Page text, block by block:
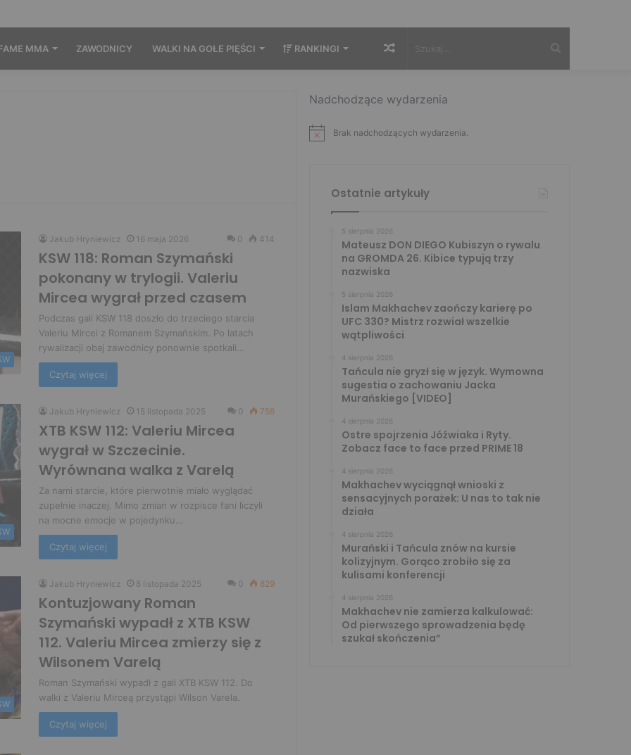
MMA ZAWODNICY WALKI NA GOŁE PIĘŚCI RANKINGI
Jakub Hryniewicz 16 maja 2026 0 414
KSW 118: Roman Szymański
pokonany w trylogii. Valeriu
Mircea wygrał przed czasem
Podczas gali KSW 118 doszło do trzeciego starcia
Valeriu Mircei z Romanem Szymańskim. Po latach
rywalizacji obaj zawodnicy ponownie spotkali…
Czytaj więcej
Jakub Hryniewicz 15 listopada 2025 0 758
XTB KSW 112: Valeriu Mircea
wygrał w Szczecinie.
Wyrównana walka z Varelą
Za nami starcie, które pierwotnie miało wyglądać
zupełnie inaczej. Mimo zmian w rozpisce fani liczyli
na mocne emocje w pojedynku…
Czytaj więcej
Jakub Hryniewicz 8 listopada 2025 0 829
Kontuzjowany Roman
Szymański wypadł z XTB KSW
112. Valeriu Mircea zmierzy się z
Wilsonem Varelą
Roman Szymański wypadł z gali XTB KSW 112. Do
walki z Valeriu Mirceą przystąpi Wilson Varela.
Czytaj więcej
Nadchodzące wydarzenia
Brak nadchodzących wydarzenia.
Ostatnie artykuły
5 sierpnia 2026
Mateusz DON DIEGO Kubiszyn o rywalu
na GROMDA 26. Kibice typują trzy
nazwiska
5 sierpnia 2026
Islam Makhachev zaończy karierę po
UFC 330? Mistrz rozwiał wszelkie
wątpliwości
4 sierpnia 2026
Tańcula nie gryzł się w język. Wymowna
sugestia o zachowaniu Jacka
Murańskiego [VIDEO]
4 sierpnia 2026
Ostre spojrzenia Jóźwiaka i Ryty.
Zobacz face to face przed PRIME 18
4 sierpnia 2026
Makhachev wyciągnął wnioski z
sensacyjnych porażek: U nas to tak nie
działa
4 sierpnia 2026
Murański i Tańcula znów na kursie
kolizyjnym. Gorąco zrobiło się za
kulisami konferencji
4 sierpnia 2026
Makhachev nie zamierza kalkulować:
Od pierwszego sprowadzenia będę
szukał skończenia”